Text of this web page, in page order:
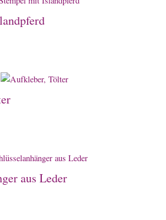
aus Leder